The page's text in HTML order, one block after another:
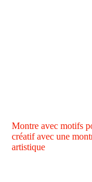
Montre avec motifs
créatif avec une
artistique